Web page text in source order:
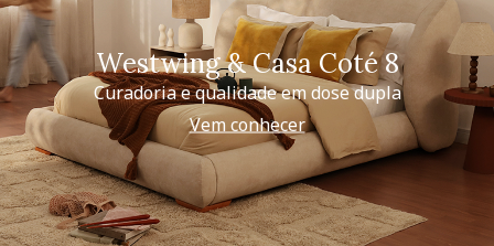
Westwing & Casa Coté 8
Curadoria e qualidade em dose dupla
Vem conhecer